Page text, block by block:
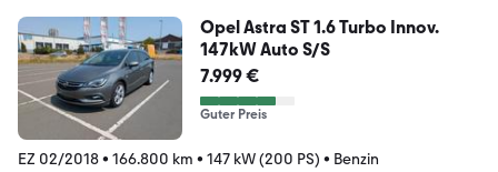
Opel Astra ST 1.6 Turbo Innov.
147kW Auto S/S
7.999 €
Guter Preis
EZ 02/2018• 166.800 km • 147 kW (200 PS) • Benzin